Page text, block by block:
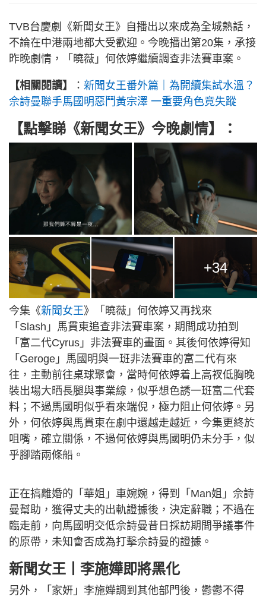
TVB台慶劇《新聞女王》自播出以來成為全城熱話，
不論在中港兩地都大受歡迎。今晚播出第20集，承接
昨晚劇情，「曉薇」何依婷繼續調查非法賽車案。
【相關閱讀】 ： 新聞女王番外篇｜為開續集試水溫？
佘詩曼聯手馬國明惡鬥黃宗澤 一重要角色竟失蹤
【點擊睇《新聞女王》今晚劇情】：
+34
今集《新聞女王》「曉薇」何依婷又再找來
「Slash」馬貫東追查非法賽車案，期間成功拍到
「富二代Cyrus」非法賽車的畫面。其後何依婷得知
「Geroge」馬國明與一班非法賽車的富二代有來
往，主動前往桌球聚會，當時何依婷着上高衩低胸晚
裝出場大晒長腿與事業線，似乎想色誘一班富二代套
料；不過馬國明似乎看來端倪，極力阻止何依婷。另
外，何依婷與馬貫東在劇中還越走越近，今集更終於
咀嘴，確立關係，不過何依婷與馬國明仍未分手，似
乎腳踏兩條船。
正在搞離婚的「華姐」車婉婉，得到「Man姐」佘詩
曼幫助，獲得丈夫的出軌證據後，決定辭職；不過在
臨走前，向馬國明交低佘詩曼昔日採訪期間爭議事件
的原帶，未知會否成為打擊佘詩曼的證據。
新聞女王丨李施嬅即將黑化
另外，「家妍」李施嬅調到其他部門後，鬱鬱不得